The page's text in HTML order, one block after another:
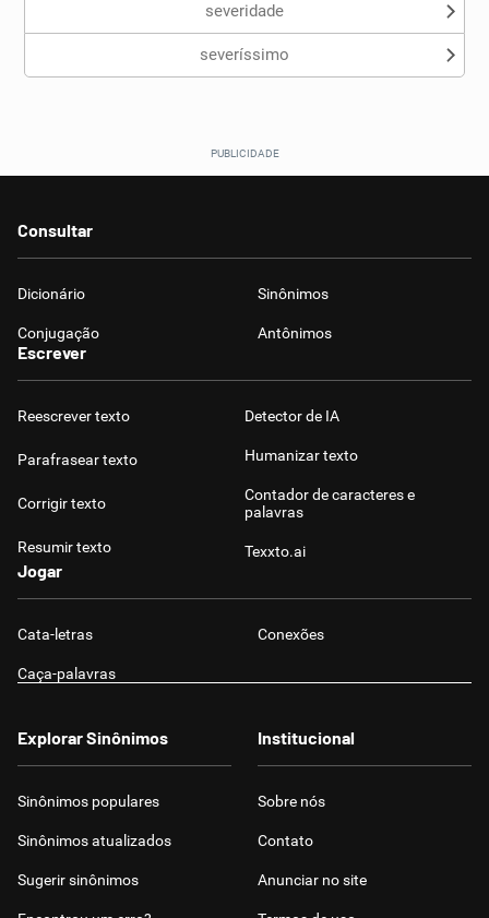
severidade
severíssimo
Consultar
Dicionário Sinônimos
Conjugação Antônimos
Escrever
Reescrever texto
Parafrasear texto
Corrigir texto
Resumir texto
Detector de IA
Humanizar texto
Contador de caracteres e
palavras
Texxto.ai
Jogar
Cata-letras Conexões
Caça-palavras
Explorar Sinônimos
Sinônimos populares
Sinônimos atualizados
Sugerir sinônimos
Institucional
Sobre nós
Contato
Anunciar no site